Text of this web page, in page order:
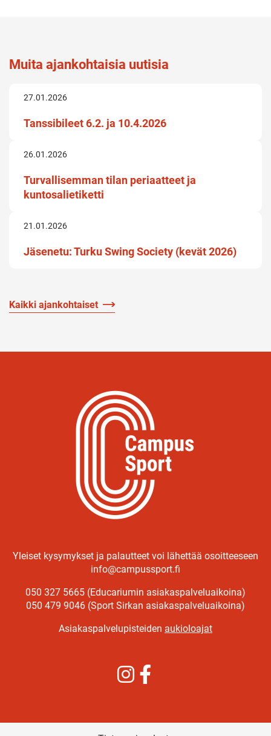
Muita ajankohtaisia uutisia
27.01.2026
Tanssibileet 6.2. ja 10.4.2026
26.01.2026
Turvallisemman tilan periaatteet ja
kuntosalietiketti
21.01.2026
Jäsenetu: Turku Swing Society (kevät 2026)
Kaikki ajankohtaiset
Yleiset kysymykset ja palautteet voi lähettää osoitteeseen
info@campussport.fi
050 327 5665 (Educariumin asiakaspalveluaikoina)
050 479 9046 (Sport Sirkan asiakaspalveluaikoina)
Asiakaspalvelupisteiden aukioloajat
Instagram